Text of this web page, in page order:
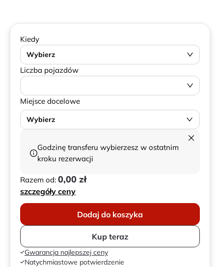
Kiedy
Wybierz
Liczba pojazdów
Miejsce docelowe
Wybierz
Godzinę transferu wybierzesz w ostatnim
kroku rezerwacji
Razem od: 0,00 zł
szczegóły ceny
Dodaj do koszyka
Kup teraz
Gwarancja najlepszej ceny
Natychmiastowe potwierdzenie